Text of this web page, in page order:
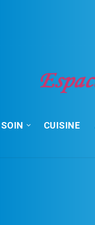
CUISINE